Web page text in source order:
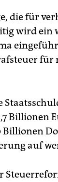
die für
wird ein
für
Billionen
Billionen
auf